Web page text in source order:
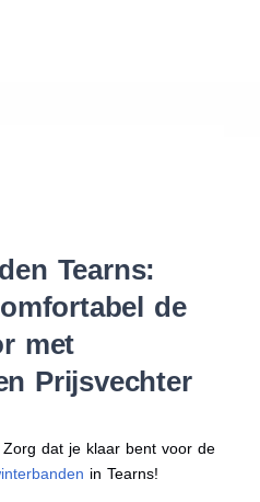
Tearns:
de
met
Prijsvechter
dat je klaar bent voor de
in Tearns!